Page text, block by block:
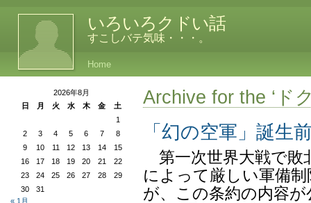
いろいろクドい話
すこしバテ気味・・・。
Home
Archive for the ‘ド
「幻の空軍」誕生
第一次世界大戦で敗
によって厳しい軍備
が、この条約の内容
2026年8月
日
月 火 水 木 金
土
1
2
3 4 5 6 7
8
9
10 11 12 13 14
15
16
17 18 19 20 21
22
23
24 25 26 27 28
29
30
31
« 1月